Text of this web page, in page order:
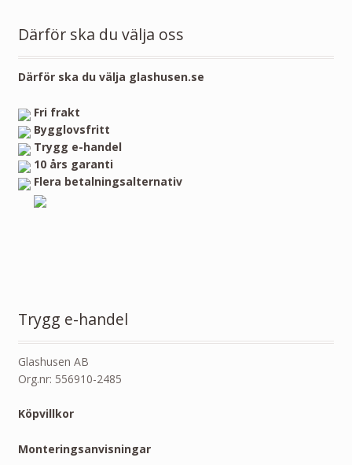
Därför ska du välja oss
Därför ska du välja glashusen.se
Fri frakt
Bygglovsfritt
Trygg e-handel
10 års garanti
Flera betalningsalternativ
Trygg e-handel
Glashusen AB
Org.nr: 556910-2485
Köpvillkor
Monteringsanvisningar